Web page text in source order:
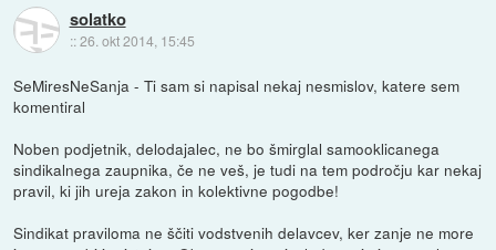
solatko
::26. okt 2014, 15:45
SeMiresNeSanja - Ti sam si napisal nekaj nesmislov, katere sem
komentiral
Noben podjetnik, delodajalec, ne bo šmirglal samooklicanega
sindikalnega zaupnika, če ne veš, je tudi na tem področju kar nekaj
pravil, ki jih ureja zakon in kolektivne pogodbe!
Sindikat praviloma ne ščiti vodstvenih delavcev, ker zanje ne more